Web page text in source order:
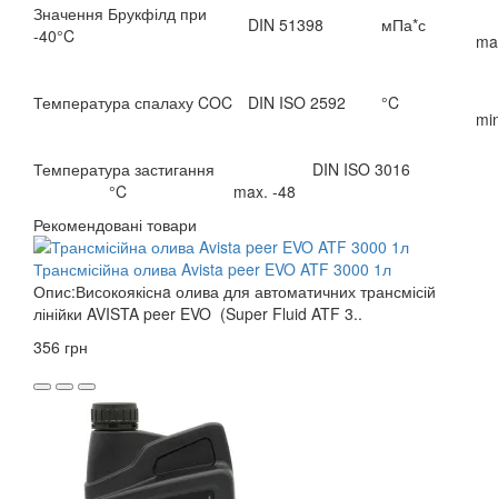
Значення Брукфілд при
-40°C
DIN 51398 мПа*с
Температура спалаху COC DIN ISO 2592 °C
Температура застигання DIN ISO 3016
°C max. -48
Рекомендовані товари
Трансмісійна олива Avista peer EVO ATF 3000 1л
Опис:Високоякіснa олива для автоматичних трансмісій
лінійки AVISTA peer EVO (Super Fluid ATF 3..
356 грн